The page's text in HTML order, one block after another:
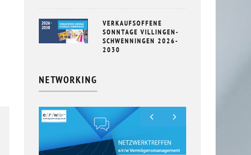
VERKAUFSOFFENE
SONNTAGE VILLINGEN-
SCHWENNINGEN 2026-
2030
NETWORKING